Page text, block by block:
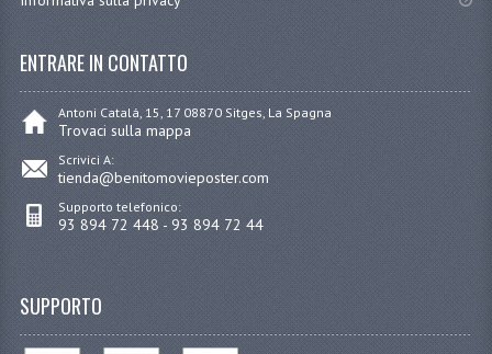
ENTRARE IN CONTATTO
Antoni Catalá, 15, 17 08870 Sitges, La Spagna
Trovaci sulla mappa
Scrivici A:
tienda@benitomovieposter.com
Supporto telefonico:
93 894 72 448 - 93 894 72 44
SUPPORTO